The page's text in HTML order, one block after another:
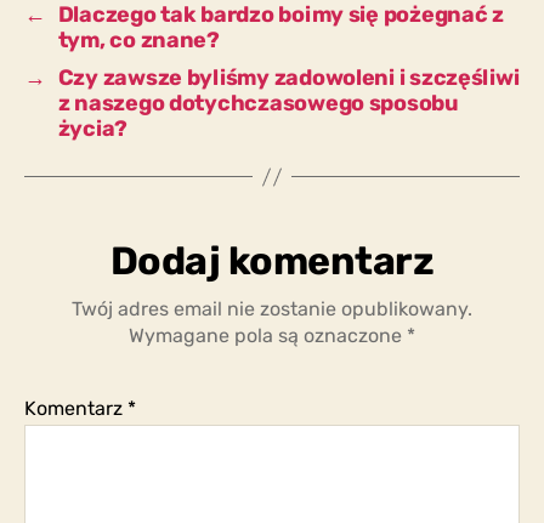
←
Dlaczego tak bardzo boimy się pożegnać z
tym, co znane?
→ Czy zawsze byliśmy zadowoleni i szczęśliwi
z naszego dotychczasowego sposobu
życia?
Dodaj komentarz
Twój adres email nie zostanie opublikowany.
Wymagane pola są oznaczone *
Komentarz *